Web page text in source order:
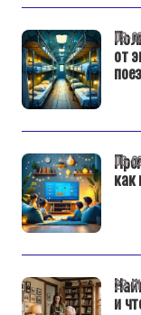
от
09-
как
06-
и
22-